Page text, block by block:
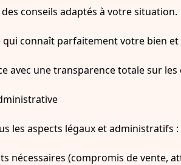
conseils adaptés à votre situation.
connaît parfaitement votre bien et
avec une transparence totale sur les
les aspects légaux et administratifs :
nécessaires (compromis de vente,